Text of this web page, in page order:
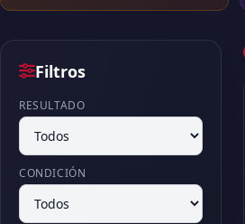
Filtros
RESULTADO
CONDICIÓN